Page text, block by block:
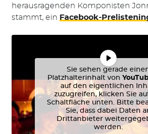
herausragenden Komponisten
stammt, ein Facebook-
Sie sehen gerade
Platzhalterinhalt von
auf den eigentlichen
zuzugreifen, klicken Sie
Schaltfläche unten. Bitte
Sie, dass dabei Daten
Drittanbieter
werden.